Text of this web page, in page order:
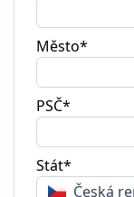
Město*
PSČ*
Stát*
Česká